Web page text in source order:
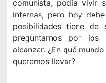
comunista, podía vivir
internas, pero hoy
posibilidades tiene de
preguntarnos por los
alcanzar. ¿En qué
queremos llevar?